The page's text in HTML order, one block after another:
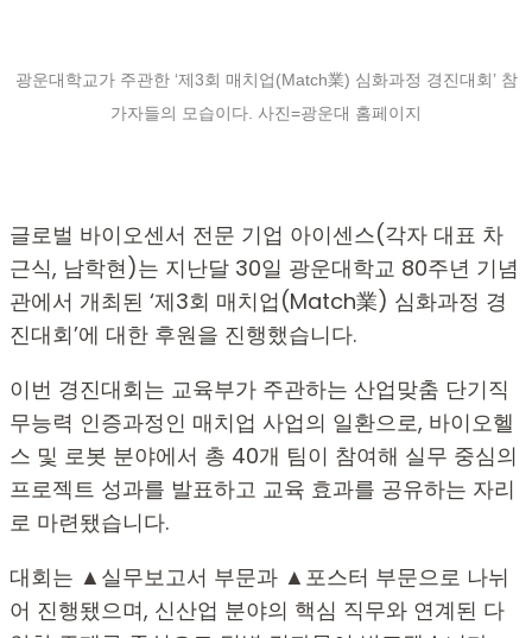
광운대학교가 주관한 ‘제3회 매치업(Match業) 심화과정 경진대회’ 참
가자들의 모습이다. 사진=광운대 홈페이지
글로벌 바이오센서 전문 기업 아이센스(각자 대표 차
근식, 남학현)는 지난달 30일 광운대학교 80주년 기념
관에서 개최된 ‘제3회 매치업(Match業) 심화과정 경
진대회’에 대한 후원을 진행했습니다.
이번 경진대회는 교육부가 주관하는 산업맞춤 단기직
무능력 인증과정인 매치업 사업의 일환으로, 바이오헬
스 및 로봇 분야에서 총 40개 팀이 참여해 실무 중심의
프로젝트 성과를 발표하고 교육 효과를 공유하는 자리
로 마련됐습니다.
대회는 ▲실무보고서 부문과 ▲포스터 부문으로 나뉘
어 진행됐으며, 신산업 분야의 핵심 직무와 연계된 다